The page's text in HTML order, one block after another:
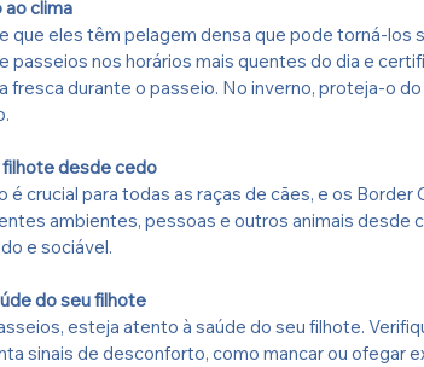
clima
que eles têm pelagem densa que pode torná-los
passeios nos horários mais quentes do dia e
fresca durante o passeio. No inverno, proteja-o
desde cedo
é crucial para todas as raças de cães, e os Border
ambientes, pessoas e outros animais desde
e sociável.
do seu filhote
esteja atento à saúde do seu filhote.
sinais de desconforto, como mancar ou ofegar